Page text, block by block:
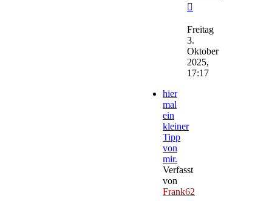
Beitrag
Freitag
3.
Oktober
2025,
17:17
hier
mal
ein
kleiner
Tipp
von
mir.
Verfasst
von
Frank62